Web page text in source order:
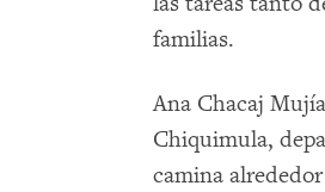
familias.
Ana Chacaj
Chiquimula,
camina